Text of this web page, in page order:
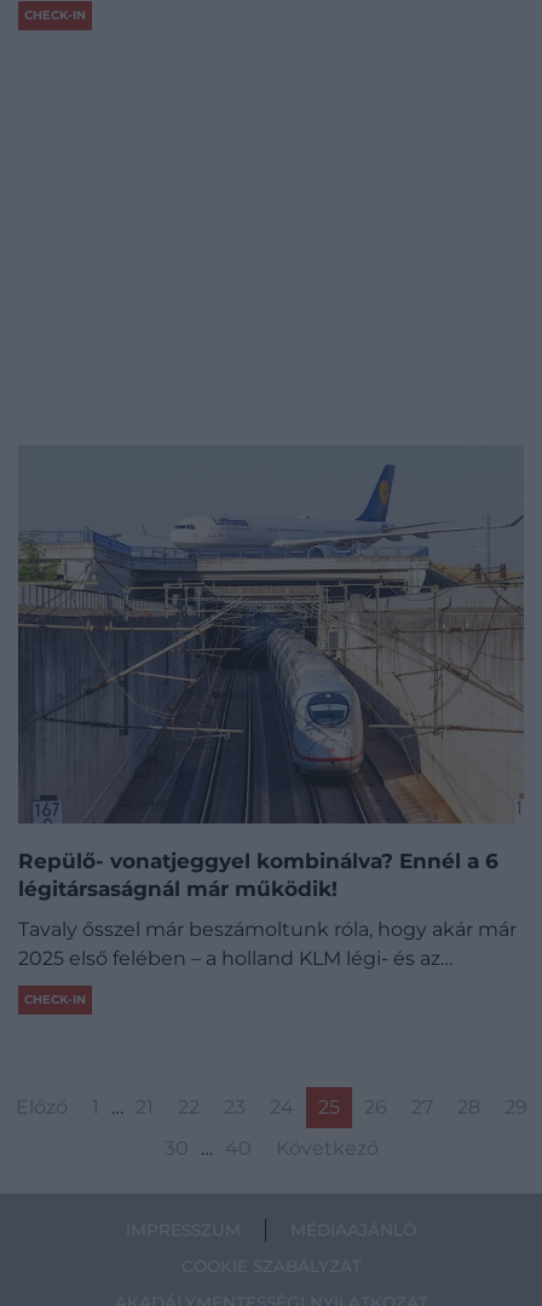
CHECK-IN
Repülő- vonatjeggyel kombinálva? Ennél a 6
légitársaságnál már működik!
Tavaly ősszel már beszámoltunk róla, hogy akár már
2025 első felében – a holland KLM légi- és az…
CHECK-IN
Előző … 21 22 23 24 25 26 27 28
29
30
… 40 Következő